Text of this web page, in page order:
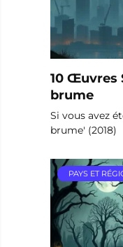
10 Œuvres
brume
Si vous avez
brume' (2018)
PAYS ET